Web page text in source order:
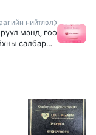
нийтлэл
мэнд, гоо
салбарын
нэгдлээ!